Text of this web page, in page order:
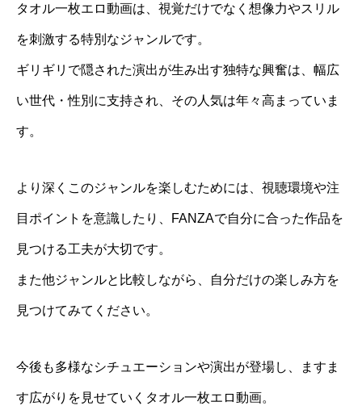
タオル一枚エロ動画は、視覚だけでなく想像力やスリル
を刺激する特別なジャンルです。
ギリギリで隠された演出が生み出す独特な興奮は、幅広
い世代・性別に支持され、その人気は年々高まっていま
す。
より深くこのジャンルを楽しむためには、視聴環境や注
目ポイントを意識したり、FANZAで自分に合った作品を
見つける工夫が大切です。
また他ジャンルと比較しながら、自分だけの楽しみ方を
見つけてみてください。
今後も多様なシチュエーションや演出が登場し、ますま
す広がりを見せていくタオル一枚エロ動画。